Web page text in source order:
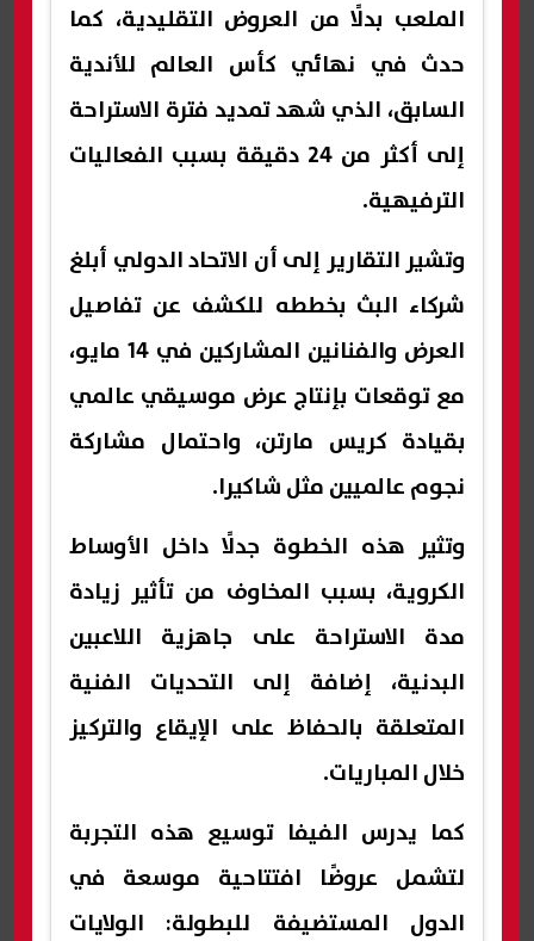
الملعب بدلًا من العروض التقليدية، كما
حدث في نهائي كأس العالم للأندية
السابق، الذي شهد تمديد فترة الاستراحة
إلى أكثر من 24 دقيقة بسبب الفعاليات
الترفيهية.
وتشير التقارير إلى أن الاتحاد الدولي أبلغ
شركاء البث بخططه للكشف عن تفاصيل
العرض والفنانين المشاركين في 14 مايو،
مع توقعات بإنتاج عرض موسيقي عالمي
بقيادة كريس مارتن، واحتمال مشاركة
نجوم عالميين مثل شاكيرا.
وتثير هذه الخطوة جدلًا داخل الأوساط
الكروية، بسبب المخاوف من تأثير زيادة
مدة الاستراحة على جاهزية اللاعبين
البدنية، إضافة إلى التحديات الفنية
المتعلقة بالحفاظ على الإيقاع والتركيز
خلال المباريات.
كما يدرس الفيفا توسيع هذه التجربة
لتشمل عروضًا افتتاحية موسعة في
الدول المستضيفة للبطولة: الولايات